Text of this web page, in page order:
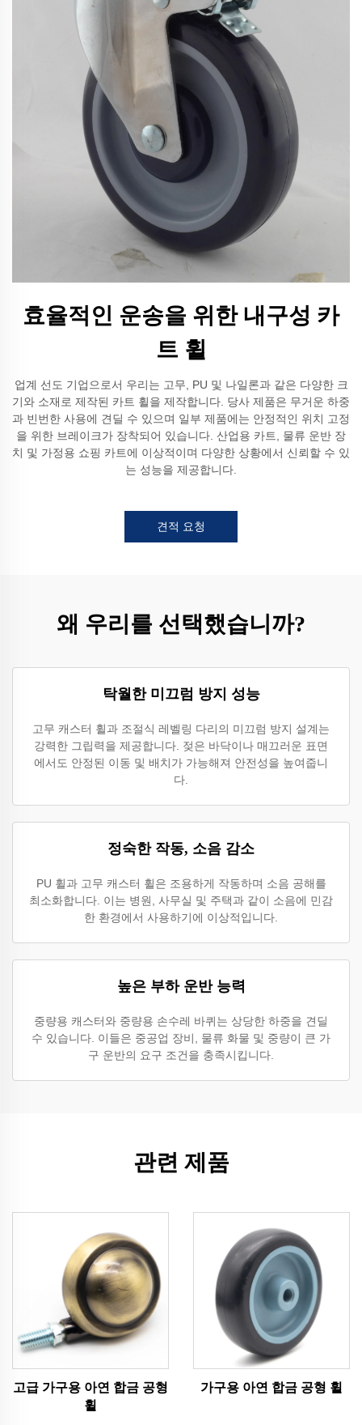
효율적인 운송을 위한 내구성 카
트 휠
업계 선도 기업으로서 우리는 고무, PU 및 나일론과 같은 다양한 크
기와 소재로 제작된 카트 휠을 제작합니다. 당사 제품은 무거운 하중
과 빈번한 사용에 견딜 수 있으며 일부 제품에는 안정적인 위치 고정
을 위한 브레이크가 장착되어 있습니다. 산업용 카트, 물류 운반 장
치 및 가정용 쇼핑 카트에 이상적이며 다양한 상황에서 신뢰할 수 있
는 성능을 제공합니다.
견적 요청
왜 우리를 선택했습니까?
탁월한 미끄럼 방지 성능
고무 캐스터 휠과 조절식 레벨링 다리의 미끄럼 방지 설계는
강력한 그립력을 제공합니다. 젖은 바닥이나 매끄러운 표면
에서도 안정된 이동 및 배치가 가능해져 안전성을 높여줍니
다.
정숙한 작동, 소음 감소
PU 휠과 고무 캐스터 휠은 조용하게 작동하며 소음 공해를
최소화합니다. 이는 병원, 사무실 및 주택과 같이 소음에 민감
한 환경에서 사용하기에 이상적입니다.
높은 부하 운반 능력
중량용 캐스터와 중량용 손수레 바퀴는 상당한 하중을 견딜
수 있습니다. 이들은 중공업 장비, 물류 화물 및 중량이 큰 가
구 운반의 요구 조건을 충족시킵니다.
관련 제품
고급 가구용 아연 합금 공형
휠
가구용 아연 합금 공형 휠